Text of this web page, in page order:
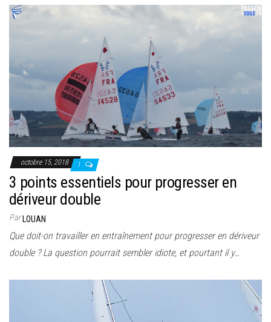
octobre 15, 2018 1
3 points essentiels pour progresser en
dériveur double
ParLOUAN
Que doit-on travailler en entraînement pour progresser en dériveur
double ? La question pourrait sembler idiote, et pourtant il y…